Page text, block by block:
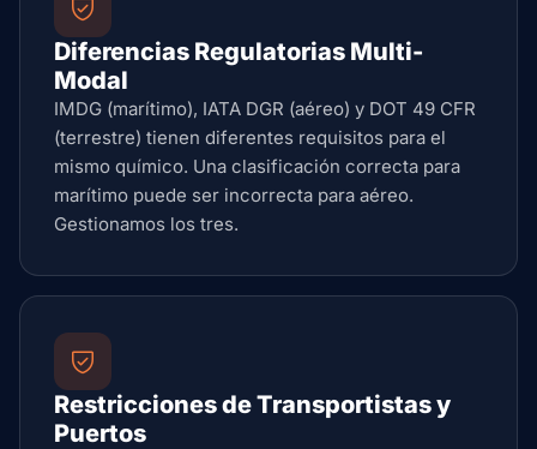
Diferencias Regulatorias Multi-
Modal
IMDG (marítimo), IATA DGR (aéreo) y DOT 49 CFR
(terrestre) tienen diferentes requisitos para el
mismo químico. Una clasificación correcta para
marítimo puede ser incorrecta para aéreo.
Gestionamos los tres.
Restricciones de Transportistas y
Puertos